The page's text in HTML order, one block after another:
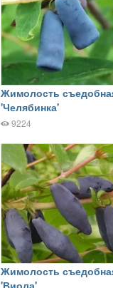
Жимолость
'Челябинка'
9224
Жимолость